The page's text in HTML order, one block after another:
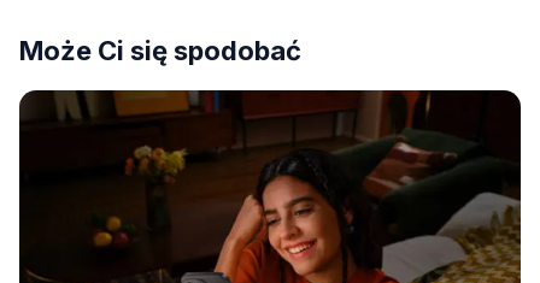
Może Ci się spodobać